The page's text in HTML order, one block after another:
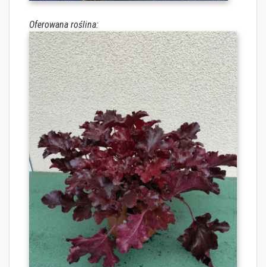
Oferowana roślina: